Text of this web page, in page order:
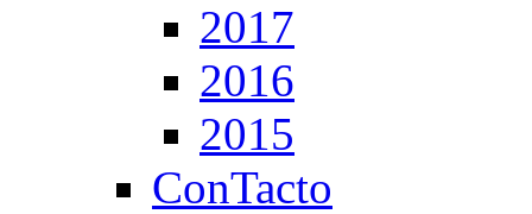
2017
2016
2015
ConTacto